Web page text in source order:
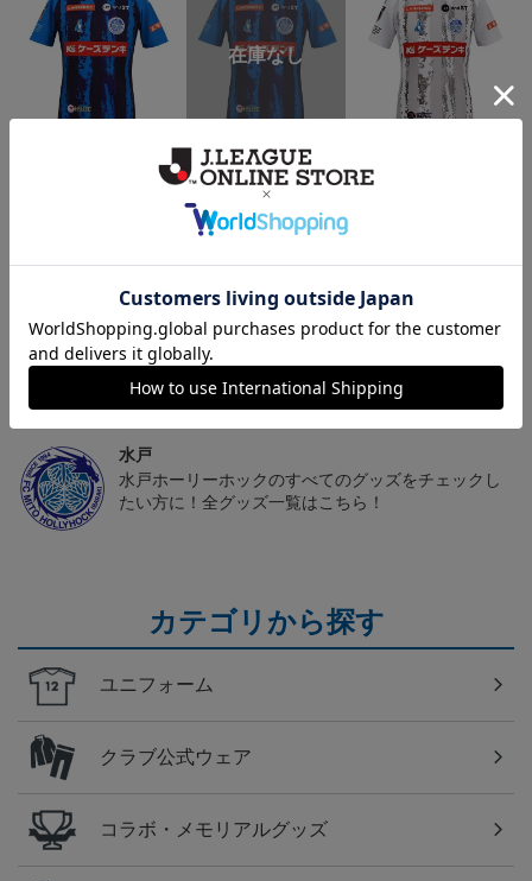
センティックユニフォー
（4XL）2026/27 オーセ
ンティックユニフォーム
FP 1st
23,020円～28,520円
センティックユニフォー
ム FP 2nd
20,020円～25,520円
水戸
こだわりのデザインに注目！タオルマフラーは応援
水戸
水戸ホーリーホックのすべてのグッズをチェックし
たい方に！全グッズ一覧はこちら！
カテゴリから探す
ユニフォーム
クラブ公式ウェア
コラボ・メモリアルグッズ